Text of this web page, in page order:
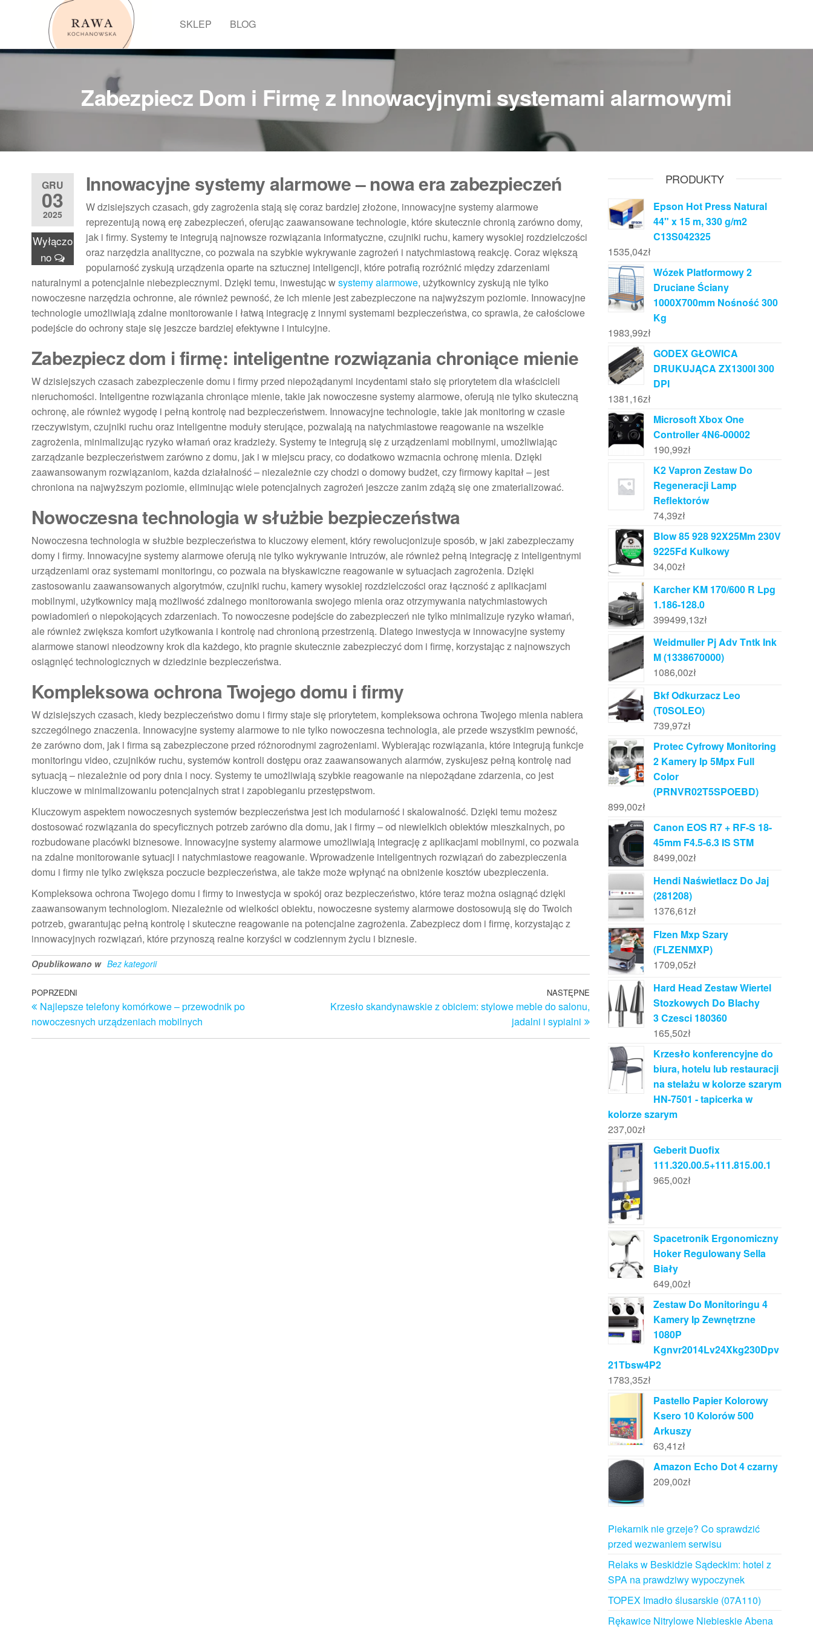
SKLEP BLOG
Zabezpiecz Dom i Firmę z Innowacyjnymi systemami alarmowymi
GRU
03
2025
Wyłączo
no
Innowacyjne systemy alarmowe – nowa era zabezpieczeń
W dzisiejszych czasach, gdy zagrożenia stają się coraz bardziej złożone, innowacyjne systemy alarmowe
reprezentują nową erę zabezpieczeń, oferując zaawansowane technologie, które skutecznie chronią zarówno domy,
jak i firmy. Systemy te integrują najnowsze rozwiązania informatyczne, czujniki ruchu, kamery wysokiej rozdzielczości
oraz narzędzia analityczne, co pozwala na szybkie wykrywanie zagrożeń i natychmiastową reakcję. Coraz większą
popularność zyskują urządzenia oparte na sztucznej inteligencji, które potrafią rozróżnić między zdarzeniami
naturalnymi a potencjalnie niebezpiecznymi. Dzięki temu, inwestując wsystemy alarmowe, użytkownicy zyskują nie tylko
nowoczesne narzędzia ochronne, ale również pewność, że ich mienie jest zabezpieczone na najwyższym poziomie. Innowacyjne
technologie umożliwiają zdalne monitorowanie i łatwą integrację z innymi systemami bezpieczeństwa, co sprawia, że całościowe
podejście do ochrony staje się jeszcze bardziej efektywne i intuicyjne.
Zabezpiecz dom i firmę: inteligentne rozwiązania chroniące mienie
W dzisiejszych czasach zabezpieczenie domu i firmy przed niepożądanymi incydentami stało się priorytetem dla właścicieli
nieruchomości. Inteligentne rozwiązania chroniące mienie, takie jak nowoczesne systemy alarmowe, oferują nie tylko skuteczną
ochronę, ale również wygodę i pełną kontrolę nad bezpieczeństwem. Innowacyjne technologie, takie jak monitoring w czasie
rzeczywistym, czujniki ruchu oraz inteligentne moduły sterujące, pozwalają na natychmiastowe reagowanie na wszelkie
zagrożenia, minimalizując ryzyko włamań oraz kradzieży. Systemy te integrują się z urządzeniami mobilnymi, umożliwiając
zarządzanie bezpieczeństwem zarówno z domu, jak i w miejscu pracy, co dodatkowo wzmacnia ochronę mienia. Dzięki
zaawansowanym rozwiązaniom, każda działalność – niezależnie czy chodzi o domowy budżet, czy firmowy kapitał – jest
chroniona na najwyższym poziomie, eliminując wiele potencjalnych zagrożeń jeszcze zanim zdążą się one zmaterializować.
Nowoczesna technologia w służbie bezpieczeństwa
Nowoczesna technologia w służbie bezpieczeństwa to kluczowy element, który rewolucjonizuje sposób, w jaki zabezpieczamy
domy i firmy. Innowacyjne systemy alarmowe oferują nie tylko wykrywanie intruzów, ale również pełną integrację z inteligentnymi
urządzeniami oraz systemami monitoringu, co pozwala na błyskawiczne reagowanie w sytuacjach zagrożenia. Dzięki
zastosowaniu zaawansowanych algorytmów, czujniki ruchu, kamery wysokiej rozdzielczości oraz łączność z aplikacjami
mobilnymi, użytkownicy mają możliwość zdalnego monitorowania swojego mienia oraz otrzymywania natychmiastowych
powiadomień o niepokojących zdarzeniach. To nowoczesne podejście do zabezpieczeń nie tylko minimalizuje ryzyko włamań,
ale również zwiększa komfort użytkowania i kontrolę nad chronioną przestrzenią. Dlatego inwestycja w innowacyjne systemy
alarmowe stanowi nieodzowny krok dla każdego, kto pragnie skutecznie zabezpieczyć dom i firmę, korzystając z najnowszych
osiągnięć technologicznych w dziedzinie bezpieczeństwa.
Kompleksowa ochrona Twojego domu i firmy
W dzisiejszych czasach, kiedy bezpieczeństwo domu i firmy staje się priorytetem, kompleksowa ochrona Twojego mienia nabiera
szczególnego znaczenia. Innowacyjne systemy alarmowe to nie tylko nowoczesna technologia, ale przede wszystkim pewność,
że zarówno dom, jak i firma są zabezpieczone przed różnorodnymi zagrożeniami. Wybierając rozwiązania, które integrują funkcje
monitoringu video, czujników ruchu, systemów kontroli dostępu oraz zaawansowanych alarmów, zyskujesz pełną kontrolę nad
sytuacją – niezależnie od pory dnia i nocy. Systemy te umożliwiają szybkie reagowanie na niepożądane zdarzenia, co jest
kluczowe w minimalizowaniu potencjalnych strat i zapobieganiu przestępstwom.
Kluczowym aspektem nowoczesnych systemów bezpieczeństwa jest ich modularność i skalowalność. Dzięki temu możesz
dostosować rozwiązania do specyficznych potrzeb zarówno dla domu, jak i firmy – od niewielkich obiektów mieszkalnych, po
rozbudowane placówki biznesowe. Innowacyjne systemy alarmowe umożliwiają integrację z aplikacjami mobilnymi, co pozwala
na zdalne monitorowanie sytuacji i natychmiastowe reagowanie. Wprowadzenie inteligentnych rozwiązań do zabezpieczenia
domu i firmy nie tylko zwiększa poczucie bezpieczeństwa, ale także może wpłynąć na obniżenie kosztów ubezpieczenia.
Kompleksowa ochrona Twojego domu i firmy to inwestycja w spokój oraz bezpieczeństwo, które teraz można osiągnąć dzięki
zaawansowanym technologiom. Niezależnie od wielkości obiektu, nowoczesne systemy alarmowe dostosowują się do Twoich
potrzeb, gwarantując pełną kontrolę i skuteczne reagowanie na potencjalne zagrożenia. Zabezpiecz dom i firmę, korzystając z
innowacyjnych rozwiązań, które przynoszą realne korzyści w codziennym życiu i biznesie.
Opublikowano w Bez kategorii
Nawigacja
wpisu
Poprzedni
wpis
POPRZEDNI
Najlepsze telefony komórkowe – przewodnik po
nowoczesnych urządzeniach mobilnych
Następny
wpis
NASTĘPNE
Krzesło skandynawskie z obiciem: stylowe meble do salonu,
jadalni i sypialni
PRODUKTY
Epson Hot Press Natural
44" x 15 m, 330 g/m2
C13S042325
1535,04zł
Wózek Platformowy 2
Druciane Ściany
1000X700mm Nośność 300
Kg
1983,99zł
GODEX GŁOWICA
DRUKUJĄCA ZX1300I 300
DPI
1381,16zł
Microsoft Xbox One
Controller 4N6-00002
190,99zł
K2 Vapron Zestaw Do
Regeneracji Lamp
Reflektorów
74,39zł
Blow 85 928 92X25Mm 230V
9225Fd Kulkowy
34,00zł
Karcher KM 170/600 R Lpg
1.186-128.0
399499,13zł
Weidmuller Pj Adv Tntk Ink
M (1338670000)
1086,00zł
Bkf Odkurzacz Leo
(T0SOLEO)
739,97zł
Protec Cyfrowy Monitoring
2 Kamery Ip 5Mpx Full
Color
(PRNVR02T5SPOEBD)
899,00zł
Canon EOS R7 + RF-S 18-
45mm F4.5-6.3 IS STM
8499,00zł
Hendi Naświetlacz Do Jaj
(281208)
1376,61zł
Flzen Mxp Szary
(FLZENMXP)
1709,05zł
Hard Head Zestaw Wiertel
Stozkowych Do Blachy
3 Czesci 180360
165,50zł
Krzesło konferencyjne do
biura, hotelu lub restauracji
na stelażu w kolorze szarym
HN-7501 - tapicerka w
kolorze szarym
237,00zł
Geberit Duofix
111.320.00.5+111.815.00.1
965,00zł
Spacetronik Ergonomiczny
Hoker Regulowany Sella
Biały
649,00zł
Zestaw Do Monitoringu 4
Kamery Ip Zewnętrzne
1080P
Kgnvr2014Lv24Xkg230Dpv
21Tbsw4P2
1783,35zł
Pastello Papier Kolorowy
Ksero 10 Kolorów 500
Arkuszy
63,41zł
Amazon Echo Dot 4 czarny
209,00zł
Piekarnik nie grzeje? Co sprawdzić
przed wezwaniem serwisu
Relaks w Beskidzie Sądeckim: hotel z
SPA na prawdziwy wypoczynek
TOPEX Imadło ślusarskie (07A110)
Rękawice Nitrylowe Niebieskie Abena